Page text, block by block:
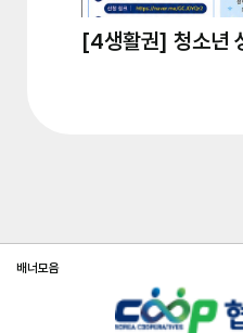
[4생활권] 청소년
배너모음